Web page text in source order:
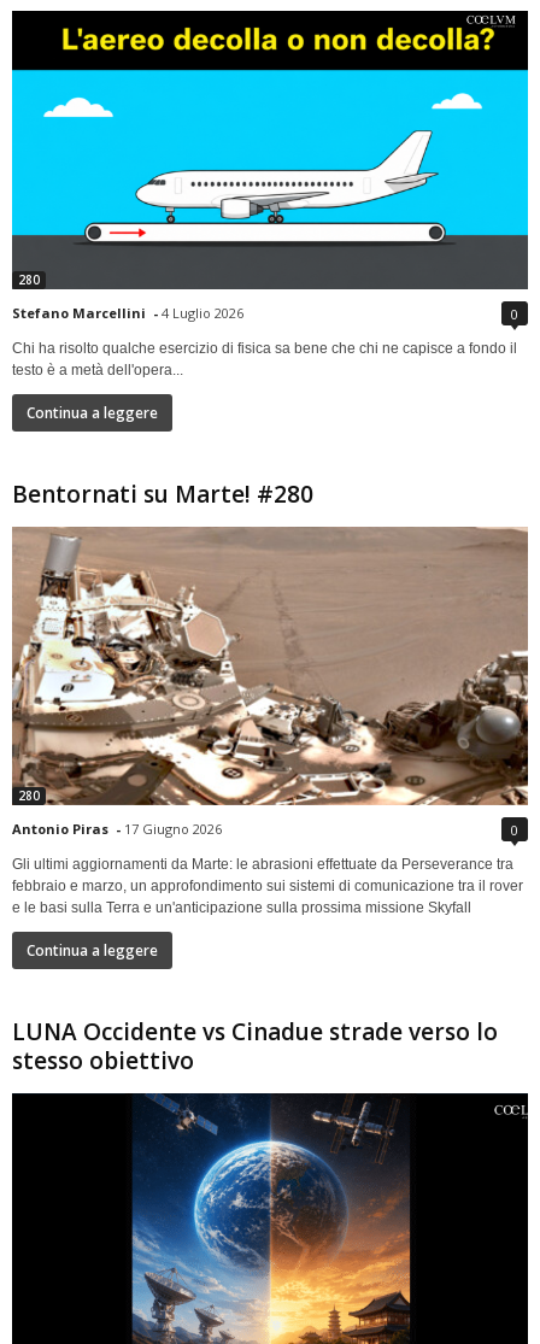
280
Stefano Marcellini - 4 Luglio 2026 0
Chi ha risolto qualche esercizio di fisica sa bene che chi ne capisce a fondo il
testo è a metà dell'opera...
Continua a leggere
Bentornati su Marte! #280
280
Antonio Piras - 17 Giugno 2026 0
Gli ultimi aggiornamenti da Marte: le abrasioni effettuate da Perseverance tra
febbraio e marzo, un approfondimento sui sistemi di comunicazione tra il rover
e le basi sulla Terra e un'anticipazione sulla prossima missione Skyfall
Continua a leggere
LUNA Occidente vs Cinadue strade verso lo
stesso obiettivo